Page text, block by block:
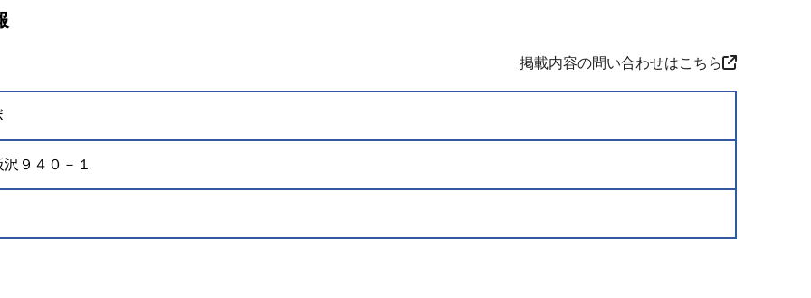
掲載内容の問い合わせはこちら
９４０－１